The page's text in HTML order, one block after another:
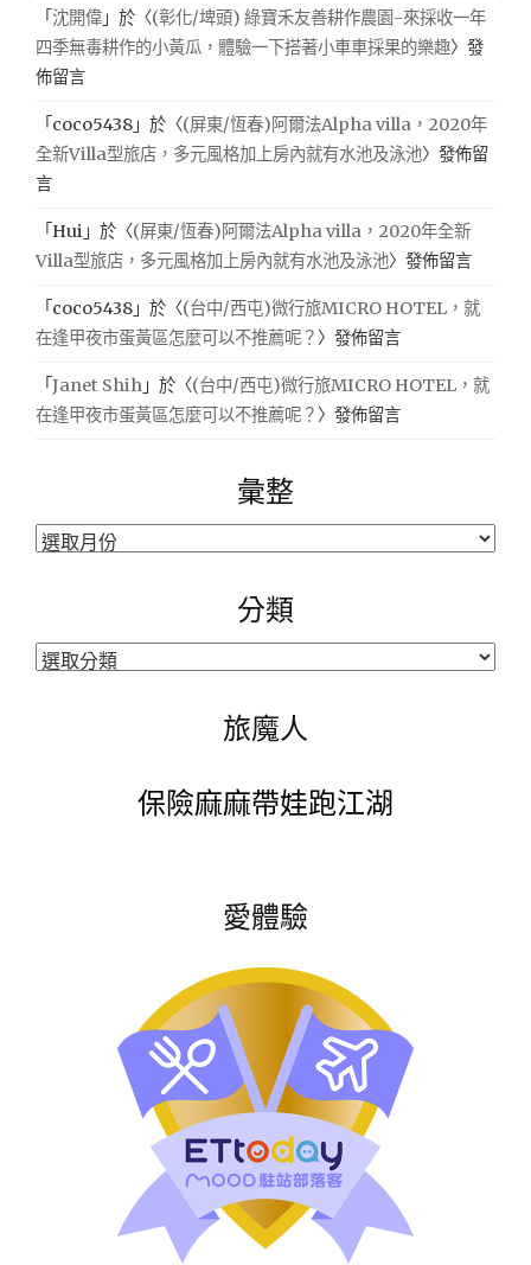
「沈開偉 」於〈(彰化/埤頭) 綠寶禾友善耕作農園-來採收一年
四季無毒耕作的小黃瓜，體驗一下搭著小車車採果的樂趣〉發
佈留言
「 coco5438 」於〈(屏東/恆春)阿爾法Alpha villa，2020年
全新Villa型旅店，多元風格加上房內就有水池及泳池〉發佈留
言
「Hui 」於〈(屏東/恆春)阿爾法Alpha villa，2020年全新
Villa型旅店，多元風格加上房內就有水池及泳池〉發佈留言
「 coco5438 」於〈(台中/西屯)微行旅MICRO HOTEL，就
在逢甲夜市蛋黃區怎麼可以不推薦呢？ 〉發佈留言
「Janet Shih 」於〈(台中/西屯)微行旅MICRO HOTEL，就
在逢甲夜市蛋黃區怎麼可以不推薦呢？ 〉發佈留言
彙整
彙
分類
分
旅魔人
保險麻麻帶娃跑江湖
愛體驗